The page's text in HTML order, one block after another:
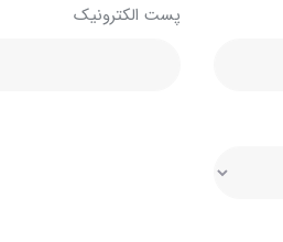
پست الکترونیک